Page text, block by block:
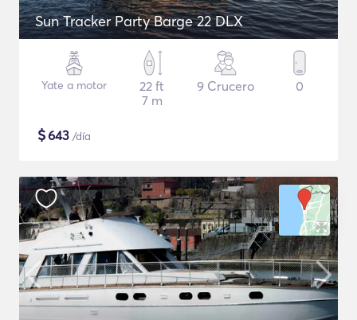
Sun Tracker Party Barge 22 DLX
Yate a motor
22 ft
7 m
9 Crucero 0
$643 /día